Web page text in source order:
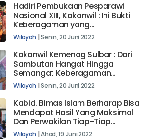
Hadiri Pembukaan Pesparawi
Nasional XIII, Kakanwil : Ini Bukti
Keberagaman yang
Membangun Indonesia
Wilayah |Senin, 20 Juni 2022
Kakanwil Kemenag Sulbar : Dari
Sambutan Hangat Hingga
Semangat Keberagaman
Membangun UMKM || Harmony
Expo 2022
Wilayah |Senin, 20 Juni 2022
Kabid. Bimas Islam Berharap Bisa
Mendapat Hasil Yang Maksimal
Dan Perwakilan Tiap-Tiap
Cabang Lomba Yang Terbaik
Wilayah |Ahad, 19 Juni 2022